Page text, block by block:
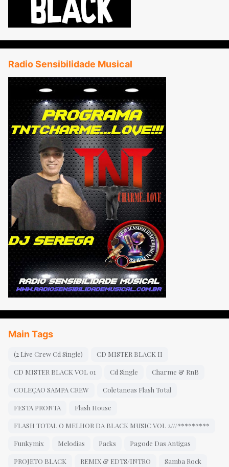
Radio Sensibilidade Musical
Main Tags
(2 Live Crew Cd Single) CD MISTER BLACK II
CD MISTER BLACK VOL 01 Cd Single Charme & RnB
COLEÇAO SAMPA CREW Coletaneas Flash Total
FESTA PRONTA Flash House
FLASH TOTAL O MELHOR DA BLACK MUSIC VOL 2///*********
Funkymix Melodias Packs Pagode Das Antigas
PROJETO BLACK REMIX & EDTS/INTRO Samba Rock